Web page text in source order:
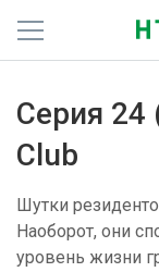
Фильмы и
Подписки
Серия 24
Club
Шутки
Наоборот, они
уровень жизни